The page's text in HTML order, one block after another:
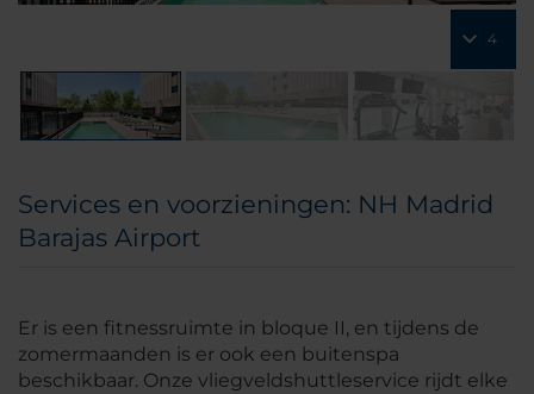
4
Services en voorzieningen: NH Madrid
Barajas Airport
Er is een fitnessruimte in bloque II, en tijdens de
zomermaanden is er ook een buitenspa
beschikbaar. Onze vliegveldshuttleservice rijdt elke